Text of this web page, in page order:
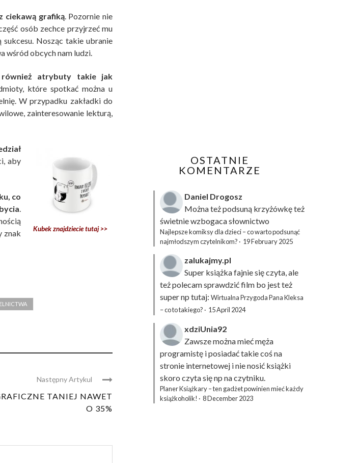
ciekawą grafiką. Pozornie nie
osób zechce przyjrzeć mu
sukcesu. Nosząc takie ubranie
wśród obcych nam ludzi.
również atrybuty takie jak
które spotkać można u
W przypadku zakładki do
zainteresowanie lekturą,
Kubek znajdziecie tutaj >>
aby
co
.
znak
Następny Artykul
TANIEJ NAWET
O 35%
OSTATNIE
KOMENTARZE
Daniel Drogosz
Można też podsuną krzyżówkęteż
świetnie wzbogaca słownictwo
Najlepsze komiksy dla dzieci – co warto podsunąć
najmłodszym czytelnikom? · 19 February 2025
zalukajmy.pl
Super książka fajnie się czyta, ale
też polecam sprawdzić film bo jest też
super np tutaj: Wirtualna Przygoda Pana Kleksa
– co to takiego? · 15 April 2024
xdziUnia92
Zawsze można mieć męża
programistę i posiadać takie coś na
stronie internetowej i nie nosić książki
skoro czyta się np na czytniku.
Planer Książkary – ten gadżet powinien mieć każdy
książkoholik! · 8 December 2023